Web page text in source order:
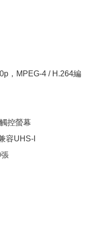
，MPEG-4 / H.264編
控螢幕
容UHS-I